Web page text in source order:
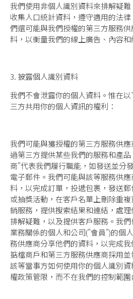
我們使用非個人識別資料來排解疑難
收集人口統計資料，遵守適用的法
們還可能與我們授權的第三方服務
料，以衡量我們的線上廣告、內容和
3. 披露個人識別資料
我們不會泄露你的個人資料。惟在
三方共用你的個人資訊的權利：
我們可能與獲授權的第三方服務供
過第三方提供某些我們的服務和產
商"代表我們履行職能，如發送並分
電子郵件。我們可能與該等服務供
料，以完成訂單，投遞包裹，發送
或抽獎活動，在客戶名單上刪除重
銷服務，提供搜索結果和連結，處理
排解疑難，以及提供客戶服務。我
業務關係的個人和公司("會員")的個
務供應商分享他們的資料，以完成
掂檔商戶和第三方服務供應商採用
該等當事方如何使用你的個人識別
權政策管限，而不在我們的控制範圍